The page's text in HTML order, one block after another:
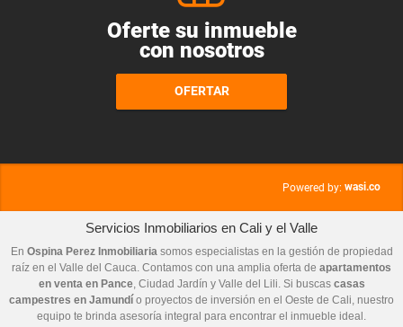
Oferte su inmueble
con nosotros
OFERTAR
Powered by: wasi.co
Servicios Inmobiliarios en Cali y el Valle
En Ospina Perez Inmobiliaria somos especialistas en la gestión de propiedad
raíz en el Valle del Cauca. Contamos con una amplia oferta de apartamentos
en venta en Pance, Ciudad Jardín y Valle del Lili. Si buscas casas
campestres en Jamundí o proyectos de inversión en el Oeste de Cali, nuestro
equipo te brinda asesoría integral para encontrar el inmueble ideal.